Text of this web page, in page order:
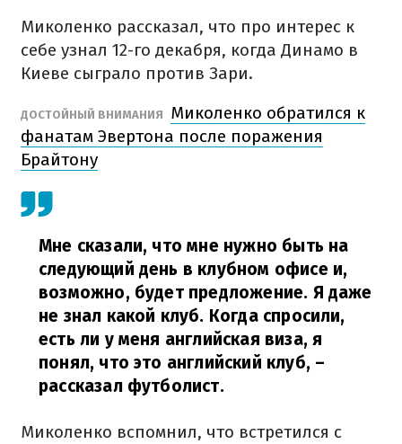
Миколенко рассказал, что про интерес к
себе узнал 12-го декабря, когда Динамо в
Киеве сыграло против Зари.
ДОСТОЙНЫЙ ВНИМАНИЯ
Миколенко обратился к
фанатам Эвертона после поражения
Брайтону
Мне сказали, что мне нужно быть на
следующий день в клубном офисе и,
возможно, будет предложение. Я даже
не знал какой клуб. Когда спросили,
есть ли у меня английская виза, я
понял, что это английский клуб, –
рассказал футболист.
Миколенко вспомнил, что встретился с